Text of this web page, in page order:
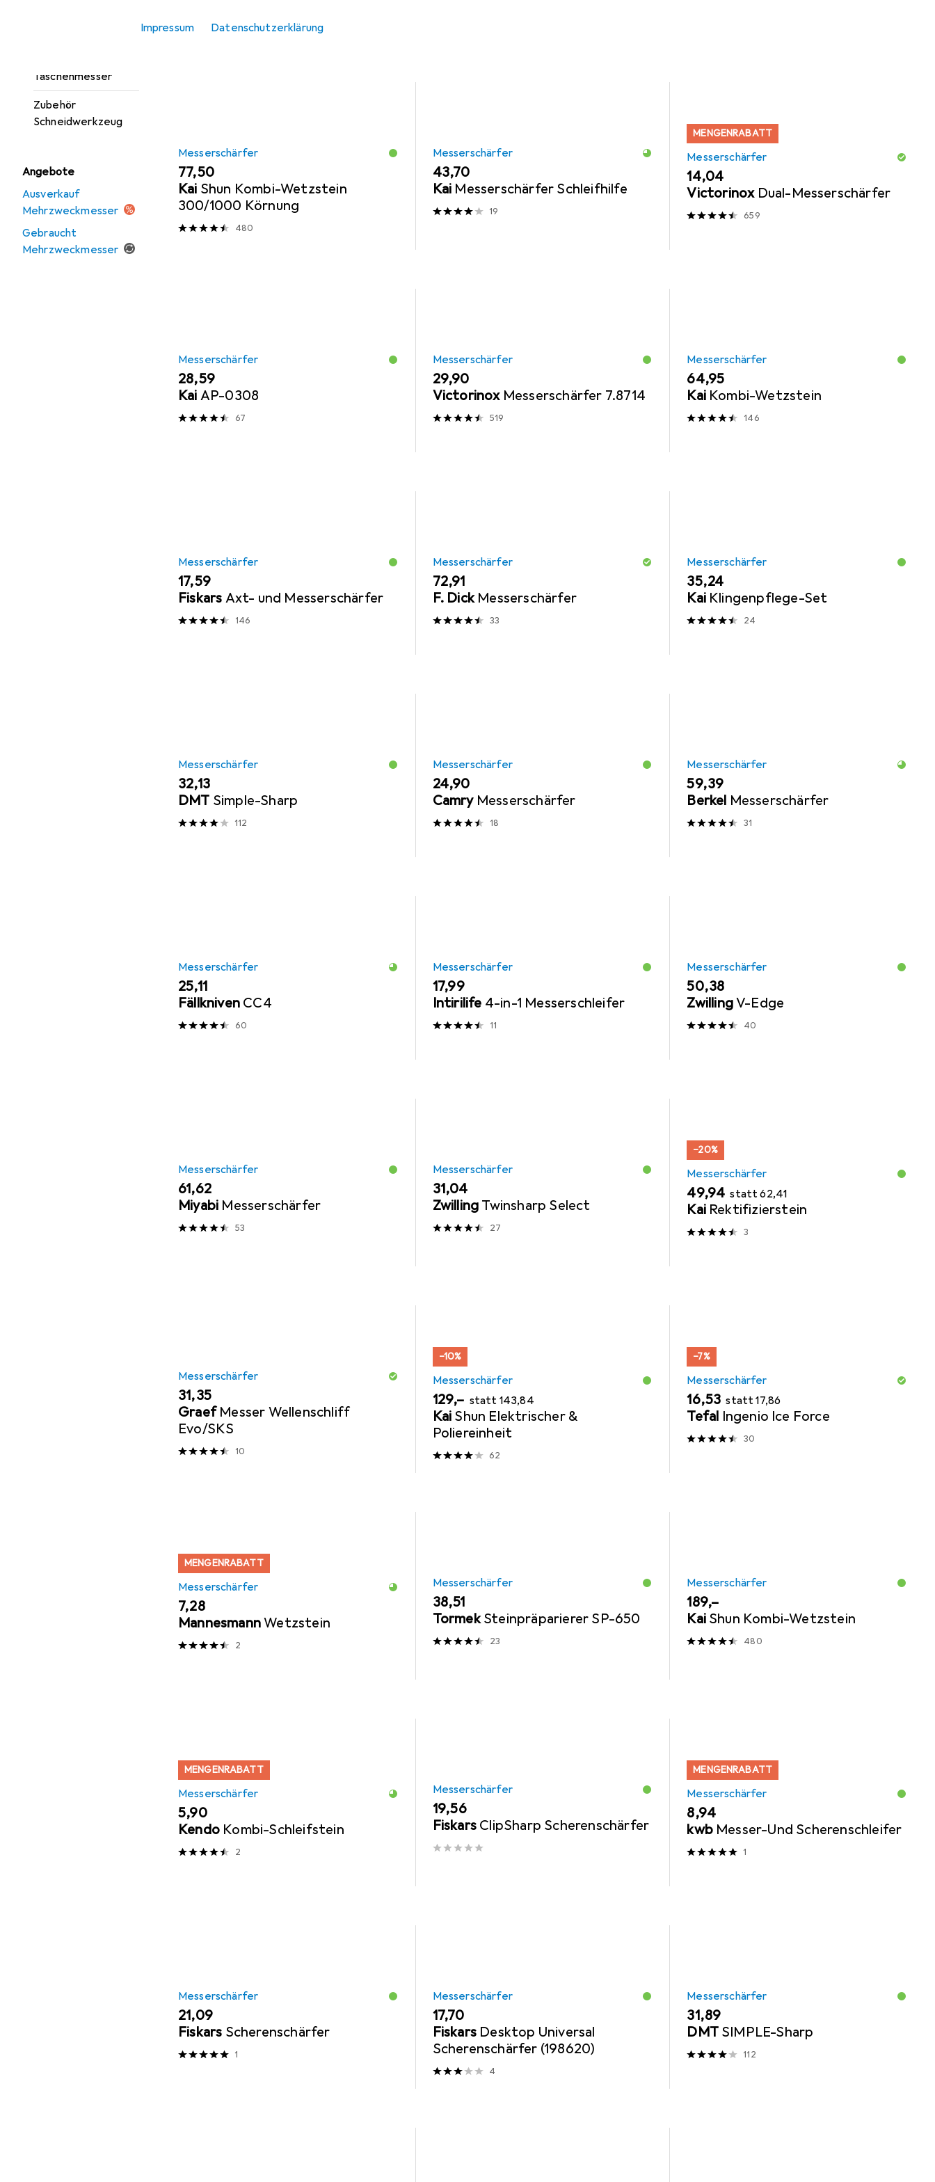
Impressum Datenschutzerklärung
Taschenmesser
Zubehör
Schneidwerkzeug
Angebote
Ausverkauf
Mehrzweckmesser
Gebraucht
Mehrzweckmesser
Messerschärfer
EUR
77,50
Kai Shun Kombi-Wetzstein
300/1000 Körnung
480
Messerschärfer
EUR
43,70
Kai Messerschärfer Schleifhilfe
19
MENGENRABATT
Messerschärfer
EUR
14,04
Victorinox Dual-Messerschärfer
659
Messerschärfer
EUR
28,59
Kai AP-0308
67
Messerschärfer
EUR
29,90
Victorinox Messerschärfer 7.8714
519
Messerschärfer
EUR
64,95
Kai Kombi-Wetzstein
146
Messerschärfer
EUR
17,59
Fiskars Axt- und Messerschärfer
146
Messerschärfer
EUR
72,91
F. Dick Messerschärfer
33
Messerschärfer
EUR
35,24
Kai Klingenpflege-Set
24
Messerschärfer
EUR
32,13
DMT Simple-Sharp
112
Messerschärfer
EUR
24,90
Camry Messerschärfer
18
Messerschärfer
EUR
59,39
Berkel Messerschärfer
31
Messerschärfer
EUR
25,11
Fällkniven CC4
60
Messerschärfer
EUR
17,99
Intirilife 4-in-1 Messerschleifer
11
Messerschärfer
EUR
50,38
ZwillingV-Edge
40
Messerschärfer
EUR
61,62
Miyabi Messerschärfer
53
Messerschärfer
EUR
31,04
Zwilling Twinsharp Select
27
−20%
Messerschärfer
EUR
49,94 stattEUR
62,41
Kai Rektifizierstein
3
Messerschärfer
EUR
31,35
Graef Messer Wellenschliff
Evo/SKS
10
−10%
Messerschärfer
EUR
129,– statt EUR
143,84
Kai Shun Elektrischer &
Poliereinheit
62
−7%
Messerschärfer
EUR
16,53 stattEUR
17,86
Tefal Ingenio Ice Force
30
MENGENRABATT
Messerschärfer
EUR
7,28
MannesmannWetzstein
2
Messerschärfer
EUR
38,51
Tormek Steinpräparierer SP-650
23
Messerschärfer
EUR
189,–
Kai Shun Kombi-Wetzstein
480
MENGENRABATT
Messerschärfer
EUR
5,90
Kendo Kombi-Schleifstein
2
Messerschärfer
EUR
19,56
Fiskars ClipSharp Scherenschärfer
MENGENRABATT
Messerschärfer
EUR
8,94
kwb Messer-Und Scherenschleifer
1
Messerschärfer
EUR
21,09
Fiskars Scherenschärfer
1
Messerschärfer
EUR
17,70
Fiskars Desktop Universal
Scherenschärfer (198620)
4
Messerschärfer
EUR
31,89
DMT SIMPLE-Sharp
112